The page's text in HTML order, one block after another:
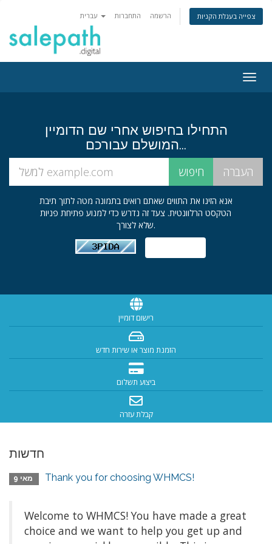
התחברות הרשמה צפייה בעגלת הקניות
התחילו בחיפוש אחרי שם הדומיין
המושלם עבורכם...
אנא הזינו את התווים שאתם רואים בתמונה מטה לתוך תיבת
הטקסט הרלוונטית. צעד זה נדרש כדי למנוע פתיחת פניות
שלא לצורך.
רישום דומיין
הזמנת מוצר או שירות חדש
ביצוע תשלום
קבלת עזרה
חדשות
Thank you for choosing WHMCS!
Welcome to WHMCS! You have made a great
choice and we want to help you get up and